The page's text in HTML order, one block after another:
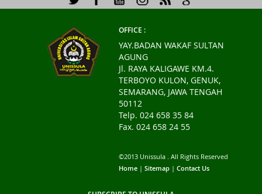
OFFICE :
YAY.BADAN WAKAF SULTAN
AGUNG
Jl. RAYA KALIGAWE KM.4.
TERBOYO KULON, GENUK,
SEMARANG, JAWA TENGAH
50112
Telp. 024 658 35 84
Fax. 024 658 24 55
©2013 Unissula . All Rights Reserved
Home |Sitemap |Contact Us